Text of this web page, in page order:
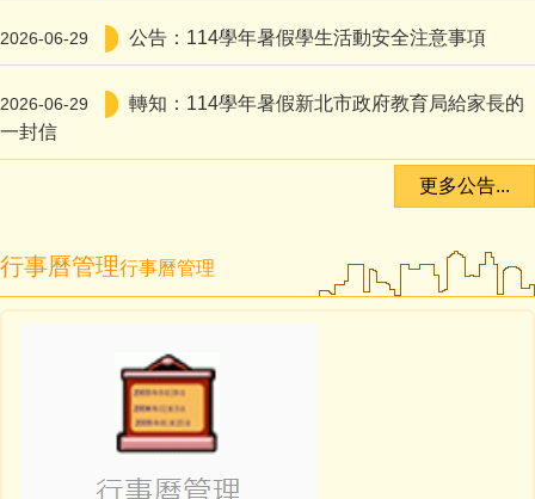
2026-06-29 公告：114學年暑假學生活動安全注意事項
2026-06-29
轉知：114學年暑假新北市政府教育局給家長的
一封信
更多公告...
行事曆管理行事曆管理